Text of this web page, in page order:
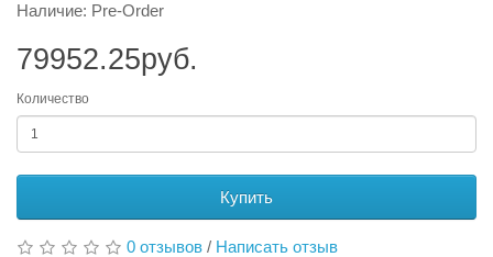
Наличие: Pre-Order
79952.25руб.
Количество
Купить
0 отзывов / Написать отзыв